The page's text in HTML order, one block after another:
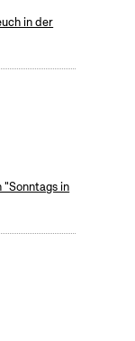
in der
"Sonntags in